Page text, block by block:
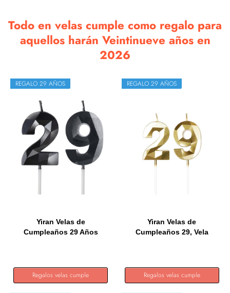
Todo en velas cumple como regalo para
aquellos harán Veintinueve años en
2026
REGALO 29 AÑOS
Yiran Velas de
Cumpleaños 29 Años
Regalos velas cumple
REGALO 29 AÑOS
Yiran Velas de
Cumpleaños 29, Vela
Regalos velas cumple